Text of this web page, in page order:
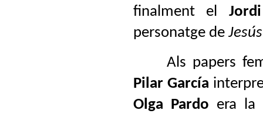
finalment el
personatge de Jesús
Als papers
Pilar García
Olga Pardo era la